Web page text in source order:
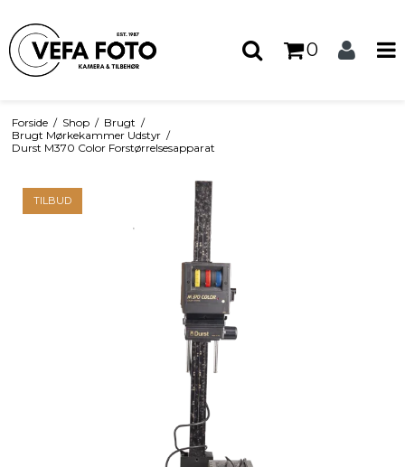
0
Forside / Shop / Brugt /
Brugt Mørkekammer Udstyr /
Durst M370 Color Forstørrelsesapparat
TILBUD